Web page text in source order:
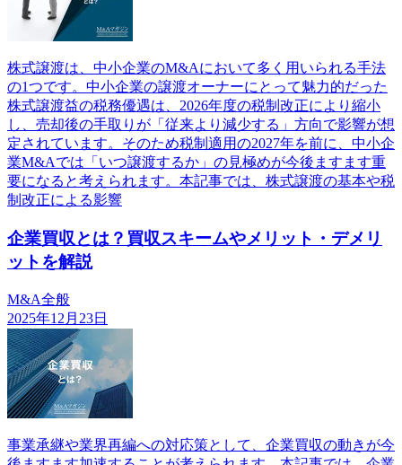
株式譲渡は、中小企業のM&Aにおいて多く用いられる手法
の1つです。中小企業の譲渡オーナーにとって魅力的だった
株式譲渡益の税務優遇は、2026年度の税制改正により縮小
し、売却後の手取りが「従来より減少する」方向で影響が想
定されています。そのため税制適用の2027年を前に、中小企
業M&Aでは「いつ譲渡するか」の見極めが今後ますます重
要になると考えられます。本記事では、株式譲渡の基本や税
制改正による影響
企業買収とは？買収スキームやメリット・デメリ
ットを解説
M&A全般
2025年12月23日
事業承継や業界再編への対応策として、企業買収の動きが今